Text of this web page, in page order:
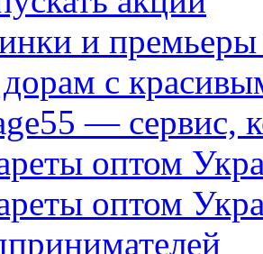
и
с
— сервис,
оптом
оптом